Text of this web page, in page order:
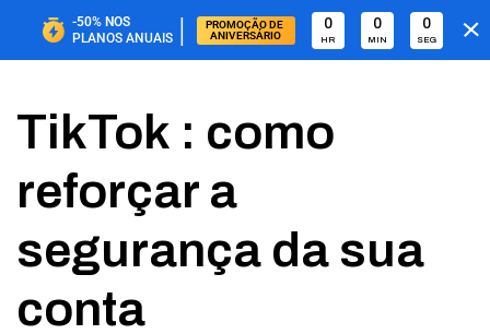
-50% NOS
PLANOS ANUAIS |
PROMOÇÃO DE
ANIVERSÁRIO
0
HR
0
MIN
0
SEG
TikTok : como
reforçar a
segurança da sua
conta